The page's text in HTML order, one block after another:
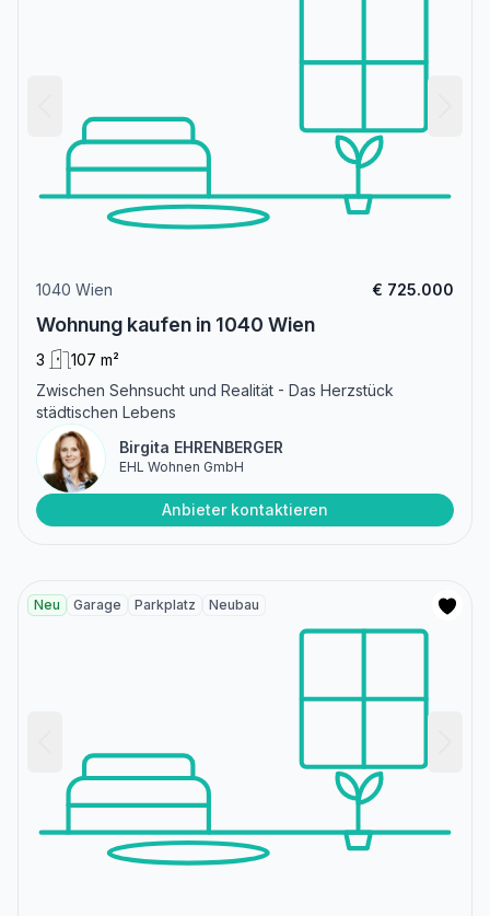
1040 Wien € 725.000
Wohnung kaufen in 1040 Wien
3
107 m²
Zwischen Sehnsucht und Realität - Das Herzstück
städtischen Lebens
Birgita EHRENBERGER
EHL Wohnen GmbH
Anbieter kontaktieren
Neu Garage Parkplatz Neubau